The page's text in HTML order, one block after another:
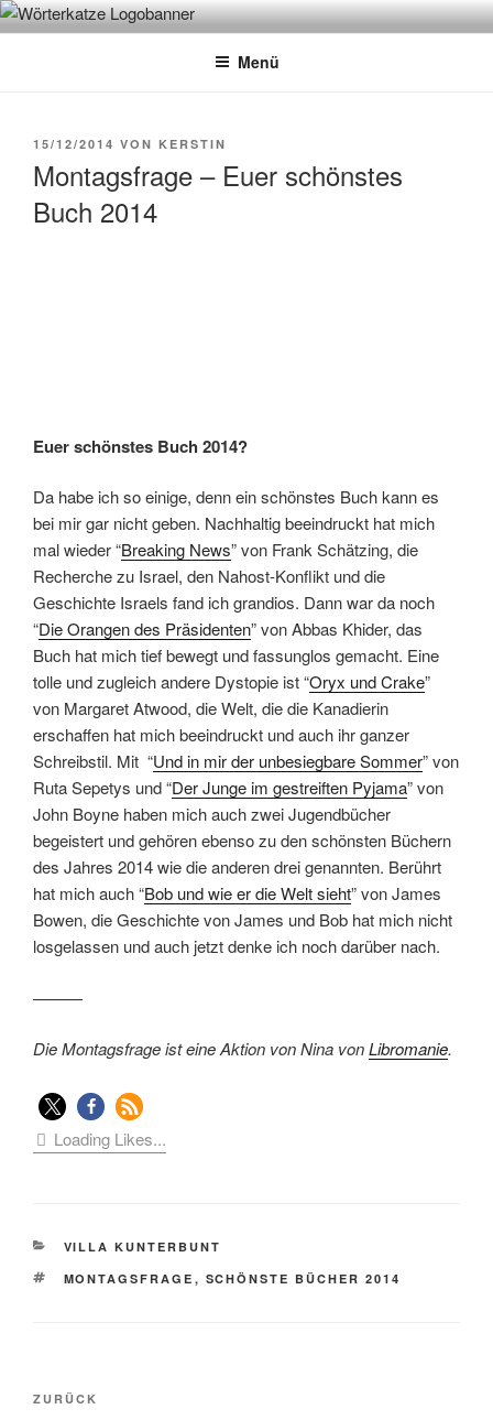
Zum
InhaltWÖRTERKATZE
Von Büchern erzählen
Menü
VERÖFFENTLICHT
15/12/2014 VON KERSTIN
Montagsfrage – Euer schönstes
Buch 2014
Euer schönstes Buch 2014?
Da habe ich so einige, denn ein schönstes Buch kann es
bei mir gar nicht geben. Nachhaltig beeindruckt hat mich
mal wieder “Breaking News” von Frank Schätzing, die
Recherche zu Israel, den Nahost-Konflikt und die
Geschichte Israels fand ich grandios. Dann war da noch
“Die Orangen des Präsidenten” von Abbas Khider, das
Buch hat mich tief bewegt und fassunglos gemacht. Eine
tolle und zugleich andere Dystopie ist “Oryx und Crake”
von Margaret Atwood, die Welt, die die Kanadierin
erschaffen hat mich beeindruckt und auch ihr ganzer
Schreibstil. Mit “Und in mir der unbesiegbare Sommer” von
Ruta Sepetys und “Der Junge im gestreiften Pyjama” von
John Boyne haben mich auch zwei Jugendbücher
begeistert und gehören ebenso zu den schönsten Büchern
des Jahres 2014 wie die anderen drei genannten. Berührt
hat mich auch “Bob und wie er die Welt sieht” von James
Bowen, die Geschichte von James und Bob hat mich nicht
losgelassen und auch jetzt denke ich noch darüber nach.
———
Die Montagsfrage ist eine Aktion von Nina vonLibromanie.
Loading Likes...
KATEGORIEN
VILLA KUNTERBUNT
SCHLAGWÖRTER
MONTAGSFRAGE , SCHÖNSTE BÜCHER 2014
Beitragsnavigation
Vorheriger
ZURÜCK